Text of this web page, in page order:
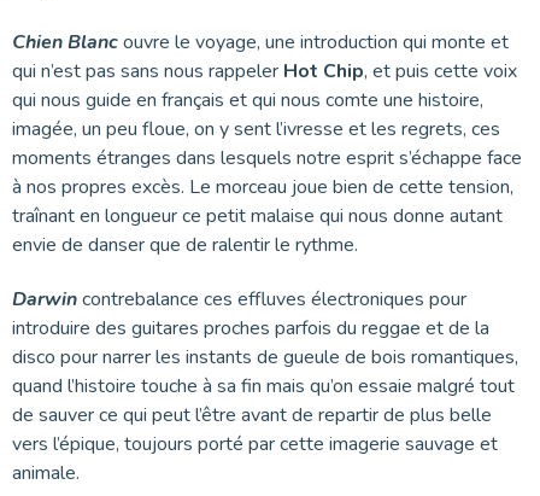
Chien Blancouvre le voyage, une introduction qui monte et
qui n’est pas sans nous rappeler Hot Chip, et puis cette voix
qui nous guide en français et qui nous comte une histoire,
imagée, un peu floue, on y sent l’ivresse et les regrets, ces
moments étranges dans lesquels notre esprit s’échappe face
à nos propres excès. Le morceau joue bien de cette tension,
traînant en longueur ce petit malaise qui nous donne autant
envie de danser que de ralentir le rythme.
Darwincontrebalance ces effluves électroniques pour
introduire des guitares proches parfois du reggae et de la
disco pour narrer les instants de gueule de bois romantiques,
quand l’histoire touche à sa fin mais qu’on essaie malgré tout
de sauver ce qui peut l’être avant de repartir de plus belle
vers l’épique, toujours porté par cette imagerie sauvage et
animale.